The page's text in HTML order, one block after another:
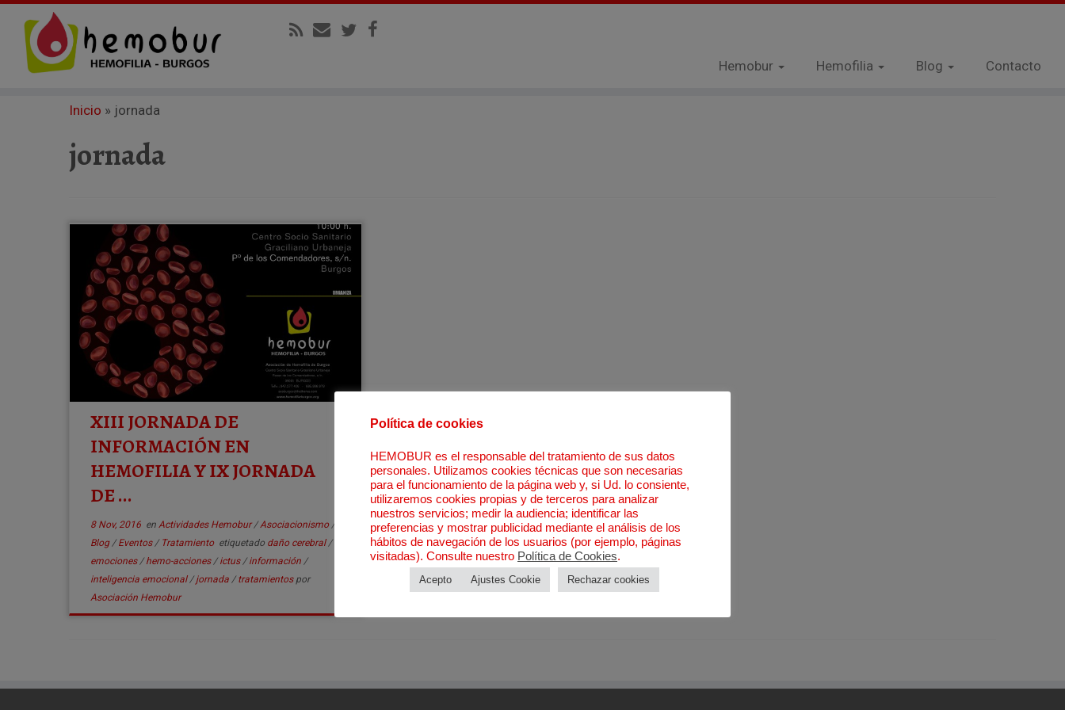
Hemobur Hemofilia Blog Contacto
Inicio » jornada
jornada
XIII JORNADA DE
INFORMACIÓN EN
HEMOFILIA Y IX JORNADA
DE ...
8 Nov, 2016en Actividades Hemobur/Asociacionismo /
Blog/Eventos/ Tratamiento etiquetado daño cerebral/
emociones/hemo-acciones/ictus/información /
inteligencia emocional/jornada /tratamientos por
Asociación Hemobur
Política de cookies
HEMOBUR es el responsable del tratamiento de sus datos
personales. Utilizamos cookies técnicas que son necesarias
para el funcionamiento de la página web y, si Ud. lo consiente,
utilizaremos cookies propias y de terceros para analizar
nuestros servicios; medir la audiencia; identificar las
preferencias y mostrar publicidad mediante el análisis de los
hábitos de navegación de los usuarios (por ejemplo, páginas
visitadas). Consulte nuestro Política de Cookies.
Acepto Ajustes Cookie Rechazar cookies